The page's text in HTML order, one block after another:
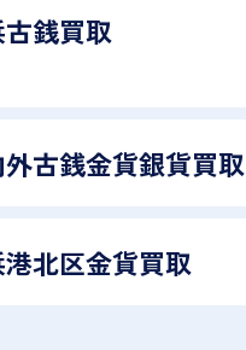
銭買取
古銭金貨銀貨買取
北区金貨買取